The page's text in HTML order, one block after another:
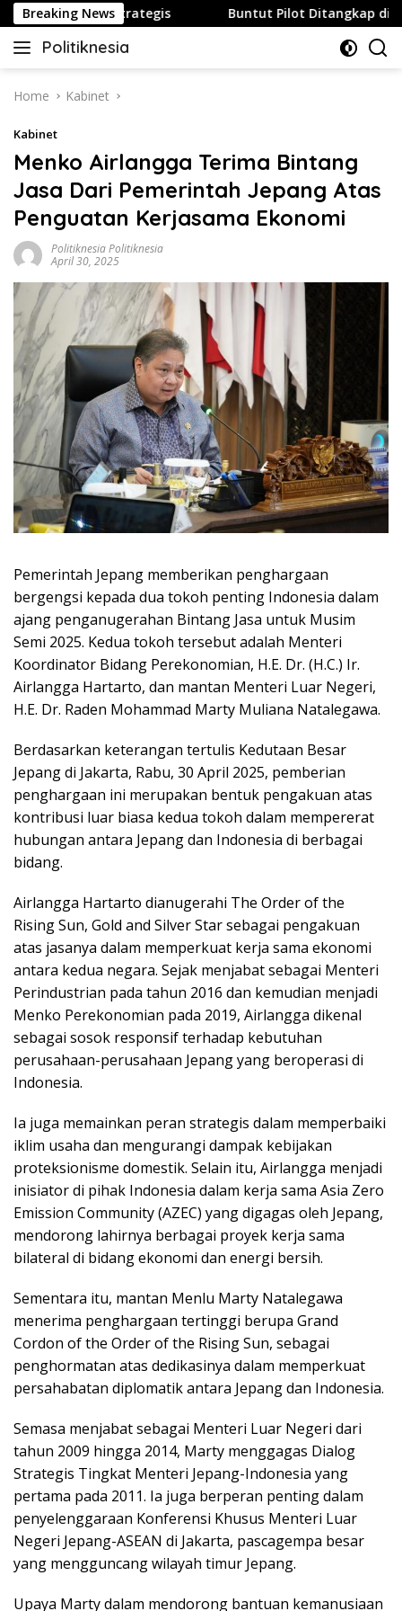
Skip
to
content
Breaking News
ke Pulau Strategis Buntut Pilot Ditangkap di
Politiknesia
Politiknesia.com
Home Kabinet
Kabinet
Menko Airlangga Terima Bintang
Jasa Dari Pemerintah Jepang Atas
Penguatan Kerjasama Ekonomi
Politiknesia Politiknesia
April 30, 2025
Pemerintah Jepang memberikan penghargaan
bergengsi kepada dua tokoh penting Indonesia dalam
ajang penganugerahan Bintang Jasa untuk Musim
Semi 2025. Kedua tokoh tersebut adalah Menteri
Koordinator Bidang Perekonomian, H.E. Dr. (H.C.) Ir.
Airlangga Hartarto, dan mantan Menteri Luar Negeri,
H.E. Dr. Raden Mohammad Marty Muliana Natalegawa.
Berdasarkan keterangan tertulis Kedutaan Besar
Jepang di Jakarta, Rabu, 30 April 2025, pemberian
penghargaan ini merupakan bentuk pengakuan atas
kontribusi luar biasa kedua tokoh dalam mempererat
hubungan antara Jepang dan Indonesia di berbagai
bidang.
Airlangga Hartarto dianugerahi The Order of the
Rising Sun, Gold and Silver Star sebagai pengakuan
atas jasanya dalam memperkuat kerja sama ekonomi
antara kedua negara. Sejak menjabat sebagai Menteri
Perindustrian pada tahun 2016 dan kemudian menjadi
Menko Perekonomian pada 2019, Airlangga dikenal
sebagai sosok responsif terhadap kebutuhan
perusahaan-perusahaan Jepang yang beroperasi di
Indonesia.
Ia juga memainkan peran strategis dalam memperbaiki
iklim usaha dan mengurangi dampak kebijakan
proteksionisme domestik. Selain itu, Airlangga menjadi
inisiator di pihak Indonesia dalam kerja sama Asia Zero
Emission Community (AZEC) yang digagas oleh Jepang,
mendorong lahirnya berbagai proyek kerja sama
bilateral di bidang ekonomi dan energi bersih.
Sementara itu, mantan Menlu Marty Natalegawa
menerima penghargaan tertinggi berupa Grand
Cordon of the Order of the Rising Sun, sebagai
penghormatan atas dedikasinya dalam memperkuat
persahabatan diplomatik antara Jepang dan Indonesia.
Semasa menjabat sebagai Menteri Luar Negeri dari
tahun 2009 hingga 2014, Marty menggagas Dialog
Strategis Tingkat Menteri Jepang-Indonesia yang
pertama pada 2011. Ia juga berperan penting dalam
penyelenggaraan Konferensi Khusus Menteri Luar
Negeri Jepang-ASEAN di Jakarta, pascagempa besar
yang mengguncang wilayah timur Jepang.
Upaya Marty dalam mendorong bantuan kemanusiaan